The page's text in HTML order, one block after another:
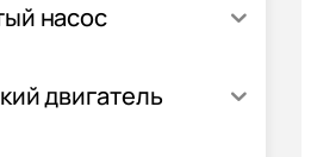
насос
двигатель